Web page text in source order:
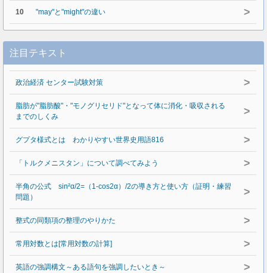
10 "may"と"might"の違い >
注目テキスト
政治経済 センター試験対策 >
脂肪が"脂肪酸"・"モノグリセリド"となって体に消化・吸収される
までのしくみ
>
グプタ様式とは わかりやすい世界史用語816 >
「トルクメニスタン」について調べてみよう >
半角の公式 sin²α/2=（1-cos2α）/2の導き方と使い方（証明・練習
問題）
>
整式の同類項の整理のやりかた >
常用対数とは[常用対数の計算] >
英語の強調構文～ある語句を強調したいとき～ >